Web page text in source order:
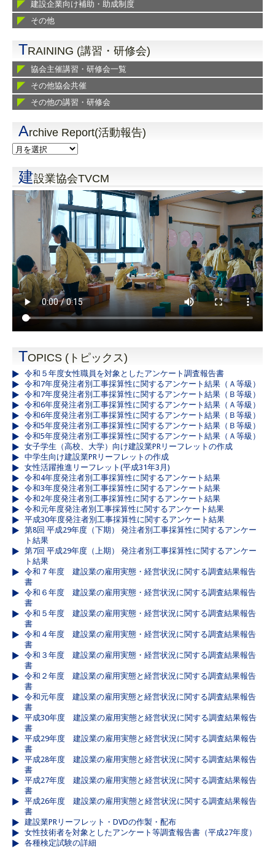
建設企業向け補助・助成制度
その他
TRAINING (講習・研修会)
協会主催講習・研修会一覧
その他協会共催
その他の講習・研修会
Archive Report(活動報告)
建設業協会TVCM
TOPICS (トピックス)
令和５年度女性職員を対象としたアンケート調査報告書
令和7年度発注者別工事採算性に関するアンケート結果（Ａ等級）
令和7年度発注者別工事採算性に関するアンケート結果（Ｂ等級）
令和6年度発注者別工事採算性に関するアンケート結果（Ａ等級）
令和6年度発注者別工事採算性に関するアンケート結果（Ｂ等級）
令和5年度発注者別工事採算性に関するアンケート結果（Ｂ等級）
令和5年度発注者別工事採算性に関するアンケート結果（Ａ等級）
女子学生（高校、大学）向け建設業PRリーフレットの作成
中学生向け建設業PRリーフレットの作成
女性活躍推進リーフレット(平成31年3月)
令和4年度発注者別工事採算性に関するアンケート結果
令和3年度発注者別工事採算性に関するアンケート結果
令和2年度発注者別工事採算性に関するアンケート結果
令和元年度発注者別工事採算性に関するアンケート結果
平成30年度発注者別工事採算性に関するアンケート結果
第8回 平成29年度（下期） 発注者別工事採算性に関するアンケー
ト結果
第7回 平成29年度（上期） 発注者別工事採算性に関するアンケー
ト結果
令和７年度 建設業の雇用実態・経営状況に関する調査結果報告
書
令和６年度 建設業の雇用実態・経営状況に関する調査結果報告
書
令和５年度 建設業の雇用実態・経営状況に関する調査結果報告
書
令和４年度 建設業の雇用実態・経営状況に関する調査結果報告
書
令和３年度 建設業の雇用実態・経営状況に関する調査結果報告
書
令和２年度 建設業の雇用実態と経営状況に関する調査結果報告
書
令和元年度 建設業の雇用実態と経営状況に関する調査結果報告
書
平成30年度 建設業の雇用実態と経営状況に関する調査結果報告
書
平成29年度 建設業の雇用実態と経営状況に関する調査結果報告
書
平成28年度 建設業の雇用実態と経営状況に関する調査結果報告
書
平成27年度 建設業の雇用実態と経営状況に関する調査結果報告
書
平成26年度 建設業の雇用実態と経営状況に関する調査結果報告
書
建設業PRリーフレット・DVDの作製・配布
女性技術者を対象としたアンケート等調査報告書（平成27年度）
各種検定試験の詳細